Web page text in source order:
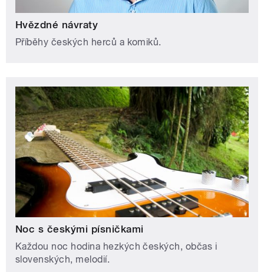
Hvězdné návraty
Příběhy českých herců a komiků.
Noc s českými písničkami
Každou noc hodina hezkých českých, občas i
slovenských, melodií.